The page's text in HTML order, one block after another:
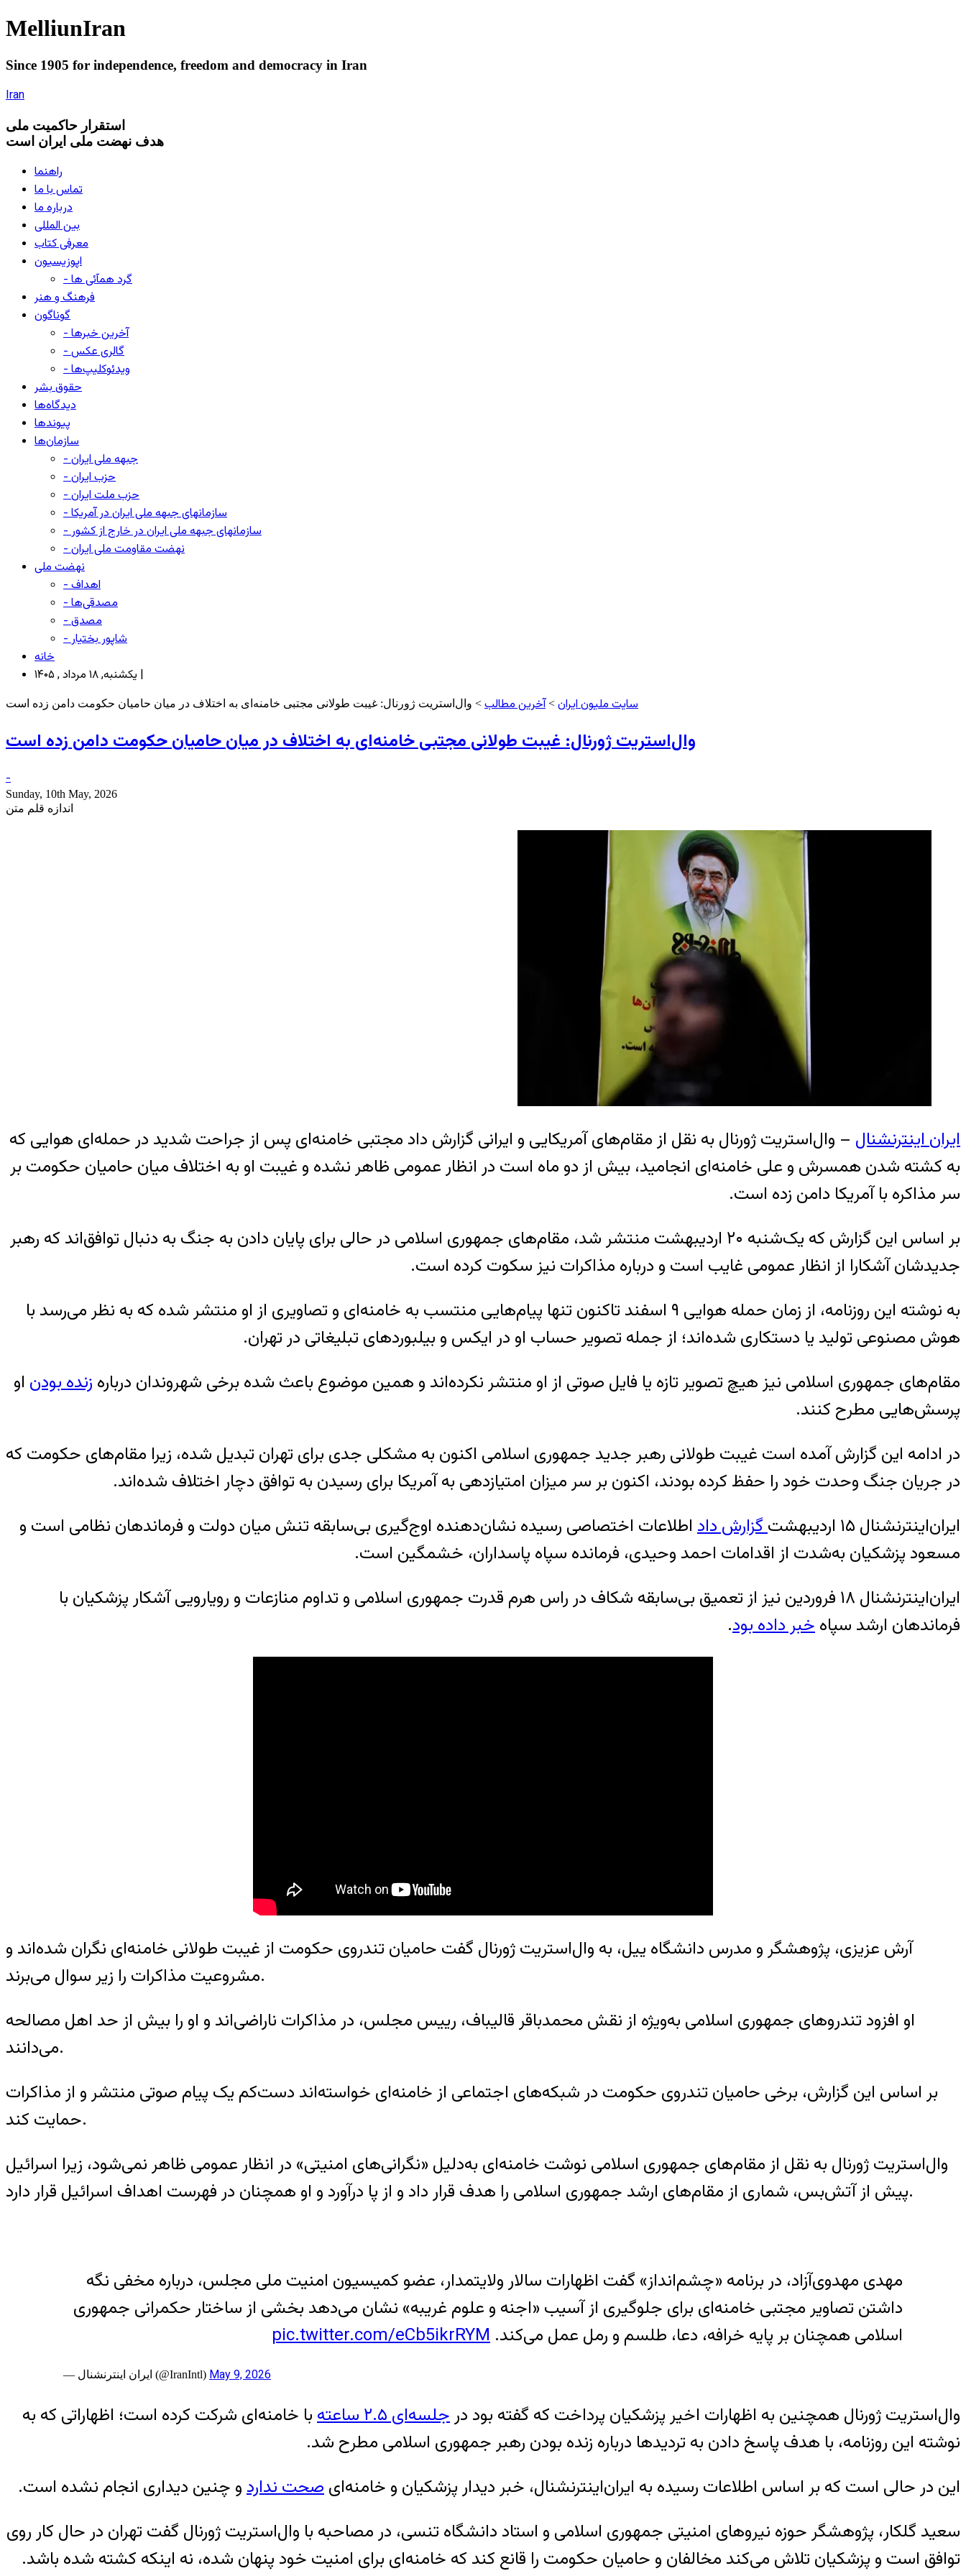
MelliunIran
Since 1905 for independence, freedom and democracy in Iran
Iran
استقرار حاکميت ملی
هدف نهضت ملی ایران است
راهنما
تماس با ما
درباره ما
بین المللی
معرفی کتاب
اپوزیسیون
- گرد همآئی ها
فرهنگ و هنر
گوناگون
- آخرین خبرها
- گالری عکس
- ویدئوکلیپ‌ها
حقوق بشر
دیدگاه‌ها
پیوندها
سازمان‌ها
- جبهه ملی ایران
- حزب ایران
- حزب ملت ایران
- سازمانهای جبهه ملی ایران در آمریکا
- سازمانهای جبهه ملی ایران در خارج از کشور
- نهضت مقاومت ملی ایران
نهضت ملی
- اهداف
- مصدقی‌ها
- مصدق
- شاپور بختیار
خانه
یکشنبه, ۱۸ مرداد , ۱۴۰۵ |
سایت ملیون ایران >آخرین مطالب > وال‌استریت ژورنال: غیبت طولانی مجتبی خامنه‌ای به اختلاف در میان حامیان حکومت دامن زده است
وال‌استریت ژورنال: غیبت طولانی مجتبی خامنه‌ای به اختلاف در میان حامیان حکومت دامن زده است
-
Sunday, 10th May, 2026
اندازه قلم متن
ایران اینترنشنال – وال‌استریت ژورنال به نقل از مقام‌های آمریکایی و ایرانی گزارش داد مجتبی خامنه‌ای پس از جراحت شدید در حمله‌ای هوایی که
به کشته شدن همسرش و علی خامنه‌ای انجامید، بیش از دو ماه است در انظار عمومی ظاهر نشده و غیبت او به اختلاف میان حامیان حکومت بر
سر مذاکره با آمریکا دامن زده است.
بر اساس این گزارش که یک‌شنبه ۲۰ اردیبهشت منتشر شد، مقام‌های جمهوری اسلامی در حالی برای پایان دادن به جنگ به دنبال توافق‌اند که رهبر
جدیدشان آشکارا از انظار عمومی غایب است و درباره مذاکرات نیز سکوت کرده است.
به نوشته این روزنامه، از زمان حمله هوایی ۹ اسفند تاکنون تنها پیام‌هایی منتسب به خامنه‌ای و تصاویری از او منتشر شده که به نظر می‌رسد با
هوش مصنوعی تولید یا دستکاری شده‌اند؛ از جمله تصویر حساب او در ایکس و بیلبوردهای تبلیغاتی در تهران.
مقام‌های جمهوری اسلامی نیز هیچ تصویر تازه یا فایل صوتی از او منتشر نکرده‌اند و همین موضوع باعث شده برخی شهروندان درباره زنده بودن او
پرسش‌هایی مطرح کنند.
در ادامه این گزارش آمده است غیبت طولانی رهبر جدید جمهوری اسلامی اکنون به مشکلی جدی برای تهران تبدیل شده، زیرا مقام‌های حکومت که
در جریان جنگ وحدت خود را حفظ کرده بودند، اکنون بر سر میزان امتیازدهی به آمریکا برای رسیدن به توافق دچار اختلاف شده‌اند.
ایران‌اینترنشنال ۱۵ اردیبهشت
گزارش داد اطلاعات اختصاصی رسیده نشان‌دهنده اوج‌گیری بی‌سابقه تنش میان دولت و فرماندهان نظامی است و
مسعود پزشکیان به‌شدت از اقدامات احمد وحیدی، فرمانده سپاه پاسداران، خشمگین است.
ایران‌اینترنشنال ۱۸ فروردین نیز از تعمیق بی‌سابقه شکاف در راس هرم قدرت جمهوری اسلامی و تداوم منازعات و رویارویی آشکار پزشکیان با
فرماندهان ارشد سپاهخبر داده بود.
آرش عزیزی، پژوهشگر و مدرس دانشگاه ییل، به وال‌استریت ژورنال گفت حامیان تندروی حکومت از غیبت طولانی خامنه‌ای نگران شده‌اند و
مشروعیت مذاکرات را زیر سوال می‌برند.
او افزود تندروهای جمهوری اسلامی به‌ویژه از نقش محمدباقر قالیباف، رییس مجلس، در مذاکرات ناراضی‌اند و او را بیش از حد اهل مصالحه
می‌دانند.
بر اساس این گزارش، برخی حامیان تندروی حکومت در شبکه‌های اجتماعی از خامنه‌ای خواسته‌اند دست‌کم یک پیام صوتی منتشر و از مذاکرات
حمایت کند.
وال‌استریت ژورنال به نقل از مقام‌های جمهوری اسلامی نوشت خامنه‌ای به‌دلیل «نگرانی‌های امنیتی» در انظار عمومی ظاهر نمی‌شود، زیرا اسرائیل
پیش از آتش‌بس، شماری از مقام‌های ارشد جمهوری اسلامی را هدف قرار داد و از پا درآورد و او همچنان در فهرست اهداف اسرائیل قرار دارد.
مهدی مهدوی‌آزاد، در برنامه «چشم‌انداز» گفت اظهارات سالار ولایتمدار، عضو کمیسیون امنیت ملی مجلس، درباره مخفی نگه
داشتن تصاویر مجتبی خامنه‌ای برای جلوگیری از آسیب «اجنه و علوم غریبه» نشان می‌دهد بخشی از ساختار حکمرانی جمهوری
اسلامی همچنان بر پایه خرافه، دعا، طلسم و رمل عمل می‌کند. pic.twitter.com/eCb5ikrRYM
— ايران اينترنشنال (@IranIntl) May 9, 2026
وال‌استریت ژورنال همچنین به اظهارات اخیر پزشکیان پرداخت که گفته بود درجلسه‌ای ۲.۵ ساعته
با خامنه‌ای شرکت کرده است؛ اظهاراتی که به
نوشته این روزنامه، با هدف پاسخ دادن به تردیدها درباره زنده بودن رهبر جمهوری اسلامی مطرح شد.
این در حالی است که بر اساس اطلاعات رسیده به ایران‌اینترنشنال، خبر دیدار پزشکیان و خامنه‌ایصحت نداردو چنین دیداری انجام نشده است.
سعید گلکار، پژوهشگر حوزه نیروهای امنیتی جمهوری اسلامی و استاد دانشگاه تنسی، در مصاحبه با وال‌استریت ژورنال گفت تهران در حال کار روی
توافق است و پزشکیان تلاش می‌کند مخالفان و حامیان حکومت را قانع کند که خامنه‌ای برای امنیت خود پنهان شده، نه اینکه کشته شده باشد.